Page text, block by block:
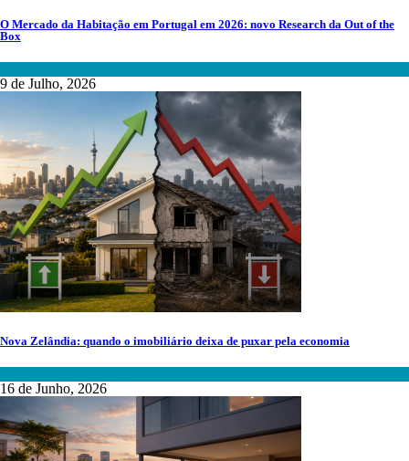
O Mercado da Habitação em Portugal em 2026: novo Research da Out of the
Box
9 de Julho, 2026
Nova Zelândia: quando o imobiliário deixa de puxar pela economia
16 de Junho, 2026